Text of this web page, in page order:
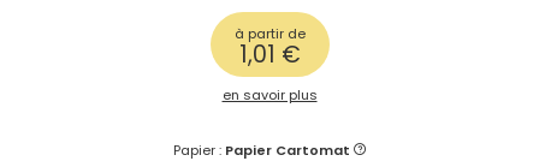
à partir de
1,01 €
en savoir plus
Papier :Papier Cartomat